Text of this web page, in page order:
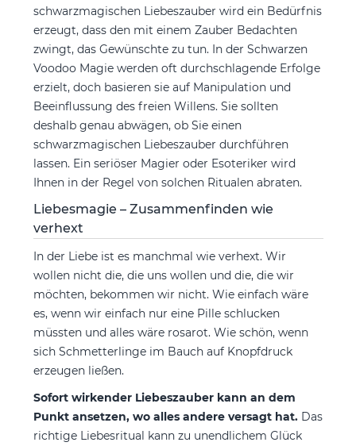
schwarzmagischen Liebeszauber wird ein Bedürfnis
erzeugt, dass den mit einem Zauber Bedachten
zwingt, das Gewünschte zu tun. In der Schwarzen
Voodoo Magie werden oft durchschlagende Erfolge
erzielt, doch basieren sie auf Manipulation und
Beeinflussung des freien Willens. Sie sollten
deshalb genau abwägen, ob Sie einen
schwarzmagischen Liebeszauber durchführen
lassen. Ein seriöser Magier oder Esoteriker wird
Ihnen in der Regel von solchen Ritualen abraten.
Liebesmagie – Zusammenfinden wie
verhext
In der Liebe ist es manchmal wie verhext. Wir
wollen nicht die, die uns wollen und die, die wir
möchten, bekommen wir nicht. Wie einfach wäre
es, wenn wir einfach nur eine Pille schlucken
müssten und alles wäre rosarot. Wie schön, wenn
sich Schmetterlinge im Bauch auf Knopfdruck
erzeugen ließen.
Sofort wirkender Liebeszauber kann an dem
Punkt ansetzen, wo alles andere versagt hat. Das
richtige Liebesritual kann zu unendlichem Glück